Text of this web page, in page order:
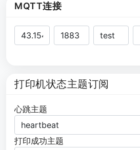
MQTT连接
打印机状态主题订阅
心跳主题
打印成功主题